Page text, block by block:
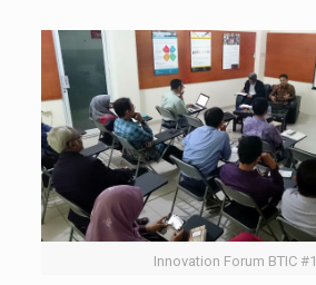
Innovation Forum BTIC #1